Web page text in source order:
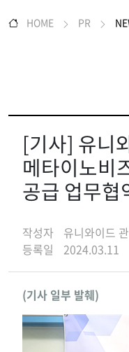
HOME PR
[기사] 유니
메타이노비
공급 업무협
작성자
유니와이드
등록일
2024.03.11
(기사 일부 발췌)